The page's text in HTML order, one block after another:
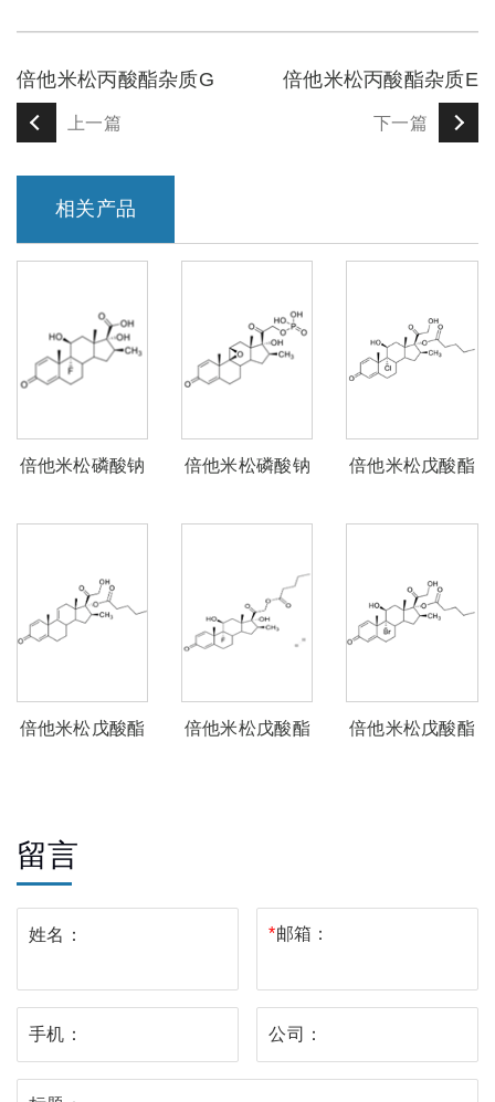
倍他米松丙酸酯杂质G
上一篇
倍他米松丙酸酯杂质E
下一篇
相关产品
倍他米松磷酸钠
倍他米松磷酸钠
倍他米松戊酸酯
倍他米松戊酸酯
倍他米松戊酸酯
倍他米松戊酸酯
留言
姓名： *邮箱：
手机： 公司：